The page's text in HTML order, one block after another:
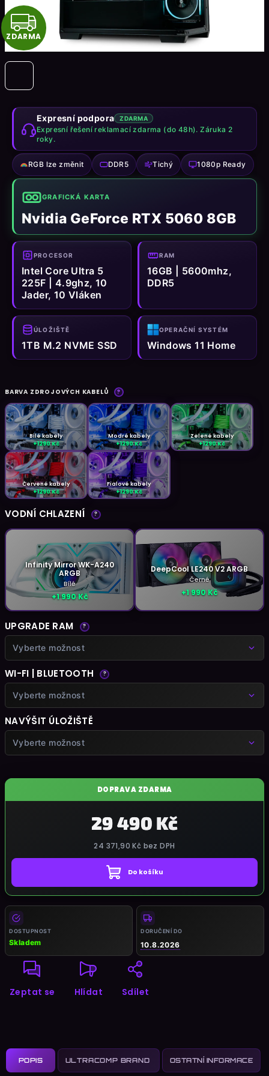
Expresní podpora ZDARMA
Expresní řešení reklamací zdarma (do 48h). Záruka 2
roky.
RGB lze změnit DDR5 Tichý 1080p Ready
PROCESOR
Intel Core Ultra 5
225F | 4.9ghz, 10
Jader, 10 Vláken
GRAFICKÁ KARTA
Nvidia GeForce RTX 5060 8GB
RAM
16GB | 5600mhz,
DDR5
ÚLOŽIŠTĚ
1TB M.2 NVME SSD
OPERAČNÍ SYSTÉM
Windows 11 Home
BARVA ZDROJOVÝCH KABELŮ ?
Bílé kabely
+1290 Kč
Modré kabely
+1290 Kč
Zelené kabely
+1290 Kč
Červené kabely
+1290 Kč
Fialové kabely
+1290 Kč
VODNÍ CHLAZENÍ ?
Infinity Mirror WK-A240
ARGB
Bílé
+1 990 Kč
DeepCool LE240 V2 ARGB
Černé
+1 990 Kč
UPGRADE RAM ?
Vyberte možnost
WI-FI | BLUETOOTH ?
Vyberte možnost
NAVÝŠIT ÚLOŽIŠTĚ
Vyberte možnost
29 490 Kč
24 371,90 Kč bez DPH
Měrná
cena:
Do košíku
DOPRAVA ZDARMA
DOSTUPNOST
Skladem
DORUČENÍ DO
10.8.2026
Zeptat se Hlídat Sdílet
Z
D
M
A
ZDARMA
POPIS OSTATNÍ INFORMACE